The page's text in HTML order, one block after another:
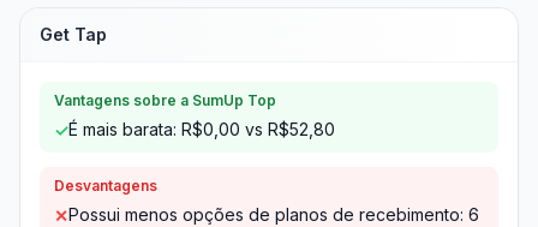
Get Tap
Vantagens sobre a SumUp Top
✓É mais barata: R$0,00 vs R$52,80
Desvantagens
✕Possui menos opções de planos de recebimento: 6